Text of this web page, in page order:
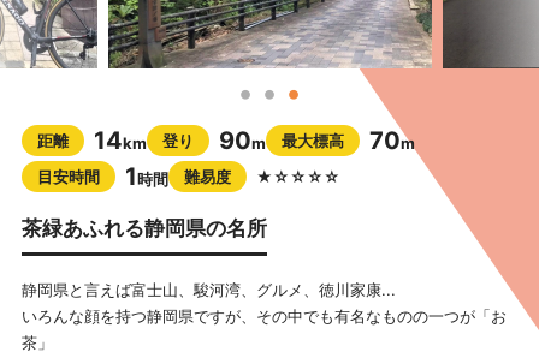
距離 14km 登り 90m 最大標高 70m
目安時間
1時間 難易度 ★☆☆☆☆
茶緑あふれる静岡県の名所
静岡県と言えば富士山、駿河湾、グルメ、徳川家康...
いろんな顔を持つ静岡県ですが、その中でも有名なものの一つが「お
茶」